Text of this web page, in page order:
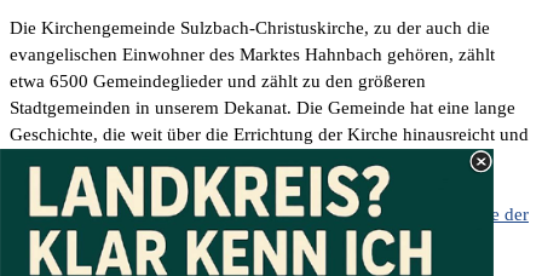
Die Kirchengemeinde Sulzbach-Christuskirche, zu der auch die
evangelischen Einwohner des Marktes Hahnbach gehören, zählt
etwa 6500 Gemeindeglieder und zählt zu den größeren
Stadtgemeinden in unserem Dekanat. Die Gemeinde hat eine lange
Geschichte, die weit über die Errichtung der Kirche hinausreicht und
im Jahr 2018 ihr 60-jähriges Jubiläum feierte.
Mehr Informationen zur Gemeinde finden Sie auf der
Homepage der
Gemeinde.